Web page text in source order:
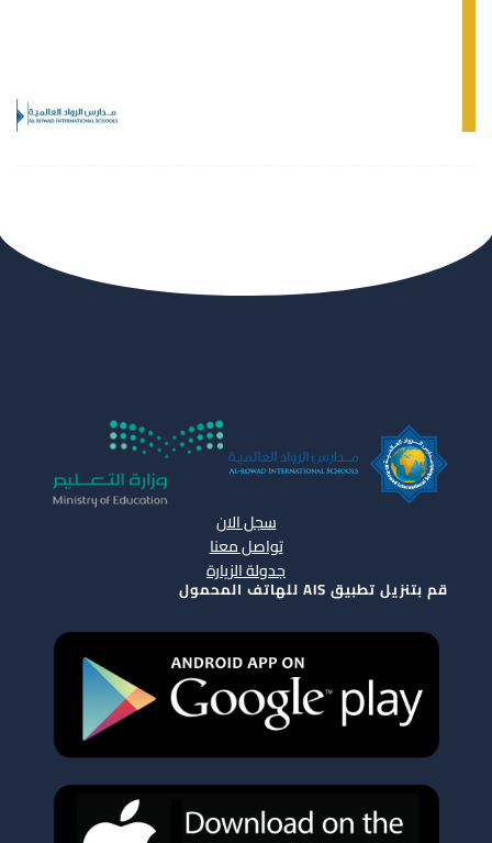
سجل الان
تواصل معنا
جدولة الزيارة
قم بتنزيل تطبيق AIS للهاتف المحمول